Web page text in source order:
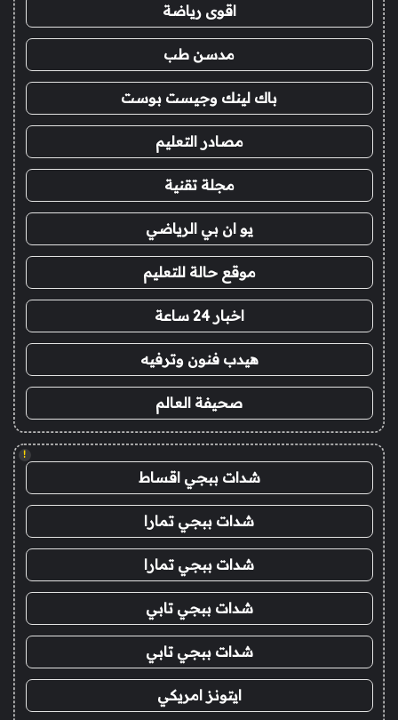
اقوى رياضة
مدسن طب
باك لينك وجيست بوست
مصادر التعليم
مجلة تقنية
يو ان بي الرياضي
موقع حالة للتعليم
اخبار 24 ساعة
هيدب فنون وترفيه
صحيفة العالم
!
شدات ببجي اقساط
شدات ببجي تمارا
شدات ببجي تمارا
شدات ببجي تابي
شدات ببجي تابي
ايتونز امريكي